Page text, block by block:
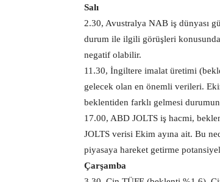
Salı
2.30, Avustralya NAB iş dünyası
durum ile ilgili görüşleri
negatif olabilir.
11.30, İngiltere imalat üretimi
gelecek olan en önemli verileri.
beklentiden farklı gelmesi
17.00, ABD JOLTS iş hacmi,
JOLTS verisi Ekim ayına ait. Bu
piyasaya hareket getirme
Çarşamba